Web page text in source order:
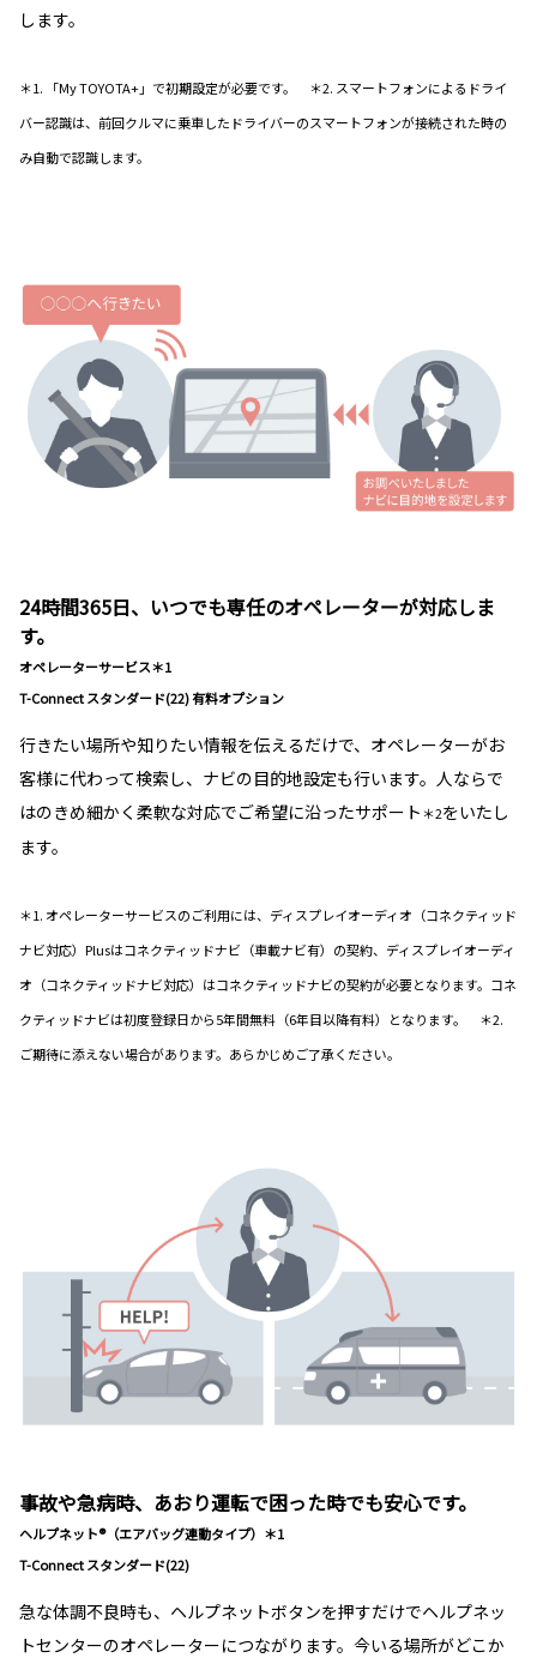
します。
＊1. 「My TOYOTA+」で初期設定が必要です。 ＊2. スマートフォンによるドライ
バー認識は、前回クルマに乗車したドライバーのスマートフォンが接続された時の
み自動で認識します。
24時間365日、いつでも専任のオペレーターが対応しま
す。
オペレーターサービス＊1
T-Connect スタンダード(22) 有料オプション
行きたい場所や知りたい情報を伝えるだけで、オペレーターがお
客様に代わって検索し、ナビの目的地設定も行います。人ならで
はのきめ細かく柔軟な対応でご希望に沿ったサポート＊2をいたし
ます。
＊1. オペレーターサービスのご利用には、ディスプレイオーディオ（コネクティッド
ナビ対応）Plusはコネクティッドナビ（車載ナビ有）の契約、ディスプレイオーディ
オ（コネクティッドナビ対応）はコネクティッドナビの契約が必要となります。コネ
クティッドナビは初度登録日から5年間無料（6年目以降有料）となります。 ＊2.
ご期待に添えない場合があります。あらかじめご了承ください。
事故や急病時、あおり運転で困った時でも安心です。
ヘルプネット®（エアバッグ連動タイプ）＊1
T-Connect スタンダード(22)
急な体調不良時も、ヘルプネットボタンを押すだけでヘルプネッ
トセンターのオペレーターにつながります。今いる場所がどこか